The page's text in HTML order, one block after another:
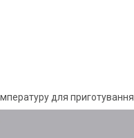
для приготування